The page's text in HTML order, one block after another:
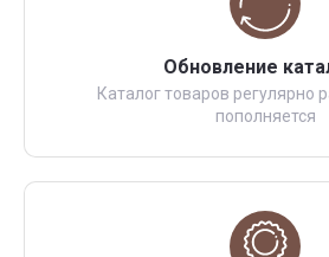
Обновление
Каталог товаров регулярно
пополняется